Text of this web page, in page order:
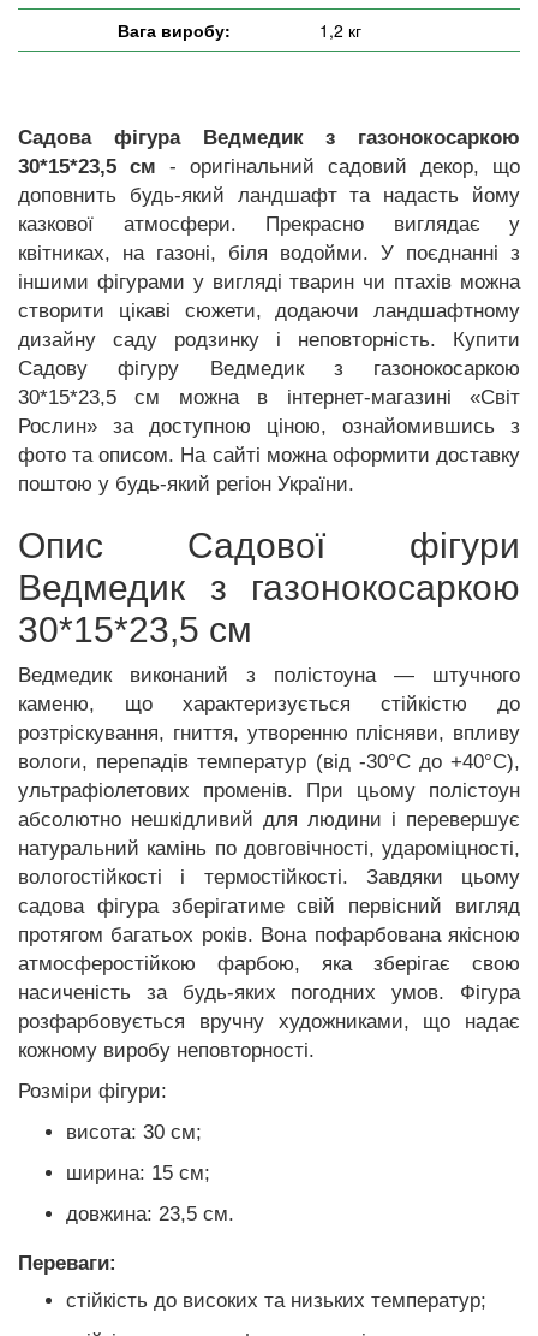
Вага виробу:
1,2 кг
Садова фігура Ведмедик з газонокосаркою
30*15*23,5 см - оригінальний садовий декор, що
доповнить будь-який ландшафт та надасть йому
казкової атмосфери. Прекрасно виглядає у
квітниках, на газоні, біля водойми. У поєднанні з
іншими фігурами у вигляді тварин чи птахів можна
створити цікаві сюжети, додаючи ландшафтному
дизайну саду родзинку і неповторність. Купити
Садову фігуру Ведмедик з газонокосаркою
30*15*23,5 см можна в інтернет-магазині «Світ
Рослин» за доступною ціною, ознайомившись з
фото та описом. На сайті можна оформити доставку
поштою у будь-який регіон України.
Опис Садової фігури
Ведмедик з газонокосаркою
30*15*23,5 см
Ведмедик виконаний з полістоуна — штучного
каменю, що характеризується стійкістю до
розтріскування, гниття, утворенню плісняви, впливу
вологи, перепадів температур (від -30°C до +40°C),
ультрафіолетових променів. При цьому полістоун
абсолютно нешкідливий для людини і перевершує
натуральний камінь по довговічності, удароміцності,
вологостійкості і термостійкості. Завдяки цьому
садова фігура зберігатиме свій первісний вигляд
протягом багатьох років. Вона пофарбована якісною
атмосферостійкою фарбою, яка зберігає свою
насиченість за будь-яких погодних умов. Фігура
розфарбовується вручну художниками, що надає
кожному виробу неповторності.
Розміри фігури:
висота: 30 см;
ширина: 15 см;
довжина: 23,5 см.
Переваги:
стійкість до високих та низьких температур;